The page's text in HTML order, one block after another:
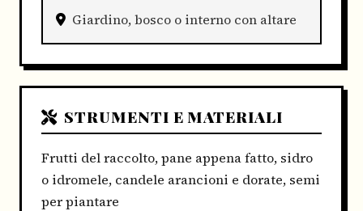
Giardino, bosco o interno con altare
STRUMENTI E MATERIALI
Frutti del raccolto, pane appena fatto, sidro
o idromele, candele arancioni e dorate, semi
per piantare